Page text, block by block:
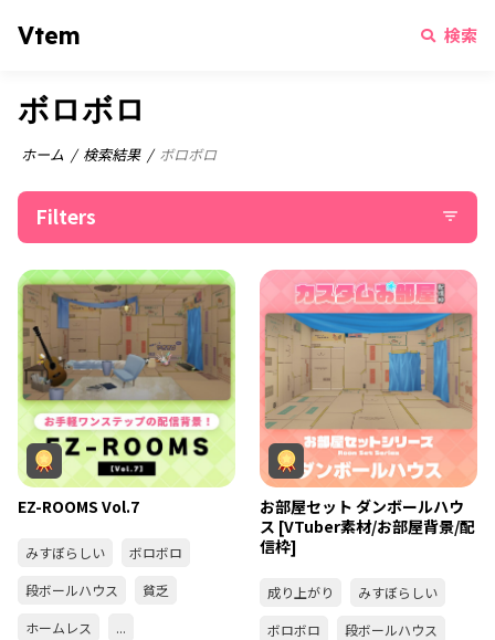
Vtem 検索
ボロボロ
ホーム 検索結果 ボロボロ
Filters filter_list
EZ-ROOMS Vol.7
みすぼらしい
ボロボロ
段ボールハウス
貧乏
ホームレス
...
お部屋セット ダンボールハウ
ス [VTuber素材/お部屋背景/配
信枠]
成り上がり
みすぼらしい
ボロボロ
段ボールハウス